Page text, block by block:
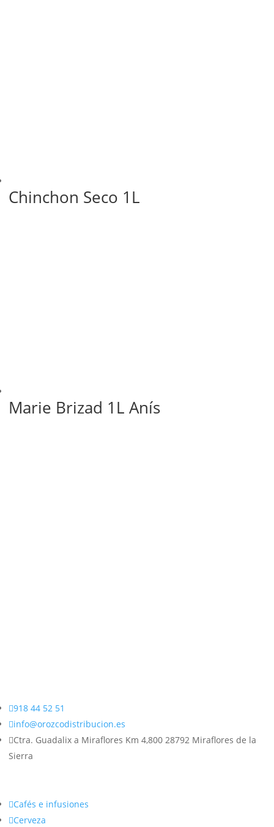
Chinchon Seco 1L
Marie Brizad 1L Anís
918 44 52 51
info@orozcodistribucion.es
Ctra. Guadalix a Miraflores Km 4,800 28792 Miraflores de la
Sierra
Cafés e infusiones
Cerveza